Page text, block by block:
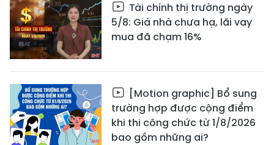
Tài chính thị trường ngày
5/8: Giá nhà chưa hạ, lãi vay
mua đã chạm 16%
[Motion graphic] Bổ sung
trường hợp được cộng điểm
khi thi công chức từ 1/8/2026
bao gồm những ai?